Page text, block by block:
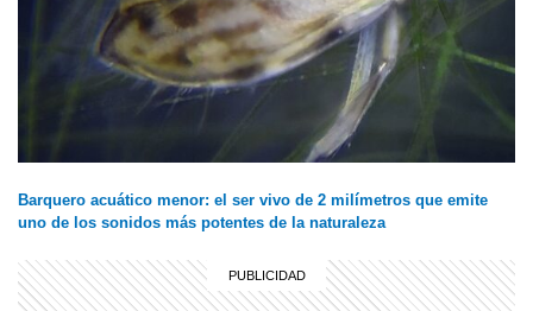
Barquero acuático menor: el ser vivo de 2 milímetros que emite
uno de los sonidos más potentes de la naturaleza